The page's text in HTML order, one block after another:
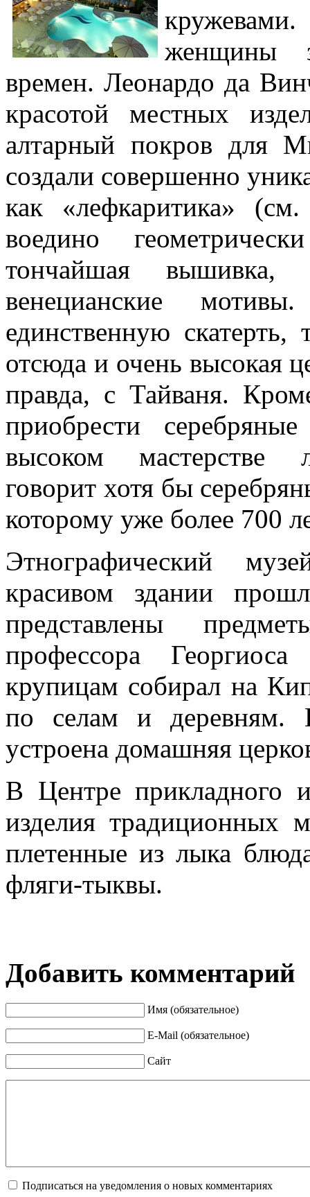
кружевами.
женщины
времен. Леонардо да
красотой местных
алтарный покров для
создали совершенно
как «лефкаритика»
воедино
тончайшая вышивка,
венецианские
единственную
отсюда и очень высокая
правда, с Тайваня.
приобрести
высоком мастерстве
говорит хотя бы
которому уже более 700
Этнографический
красивом здании
представлены
профессора
крупицам собирал на
по селам и деревням.
устроена домашняя
В Центре прикладного
изделия традиционных
плетенные из лыка
фляги-тыквы.
Добавить комментарий
Имя (обязательное)
E-Mail (обязательное)
Сайт
Подписаться на уведомления о новых комментариях